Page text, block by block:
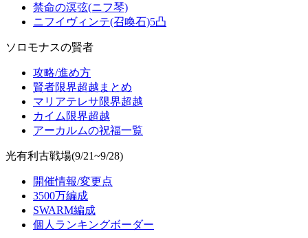
禁命の溟弦(ニフ琴)
ニフイヴィンテ(召喚石)5凸
ソロモナスの賢者
攻略/進め方
賢者限界超越まとめ
マリアテレサ限界超越
カイム限界超越
アーカルムの祝福一覧
光有利古戦場(9/21~9/28)
開催情報/変更点
3500万編成
SWARM編成
個人ランキングボーダー